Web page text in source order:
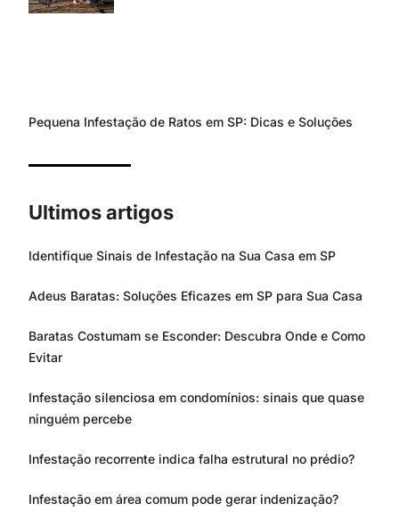
Pequena Infestação de Ratos em SP: Dicas e Soluções
Ultimos artigos
Identifique Sinais de Infestação na Sua Casa em SP
Adeus Baratas: Soluções Eficazes em SP para Sua Casa
Baratas Costumam se Esconder: Descubra Onde e Como
Evitar
Infestação silenciosa em condomínios: sinais que quase
ninguém percebe
Infestação recorrente indica falha estrutural no prédio?
Infestação em área comum pode gerar indenização?